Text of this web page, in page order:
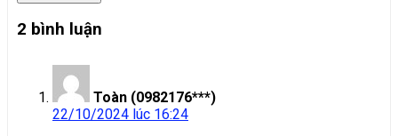
2 bình luận
Toàn (0982176***)
22/10/2024 lúc 16:24